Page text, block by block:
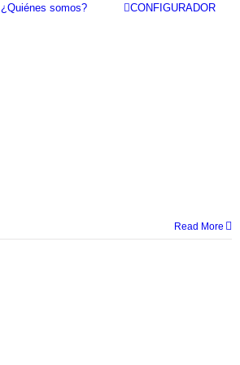
¿Quiénes somos? CONFIGURADOR
Read More